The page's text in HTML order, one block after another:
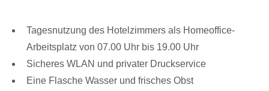
Tagesnutzung des Hotelzimmers als Homeoffice-
Arbeitsplatz von 07.00 Uhr bis 19.00 Uhr
Sicheres WLAN und privater Druckservice
Eine Flasche Wasser und frisches Obst